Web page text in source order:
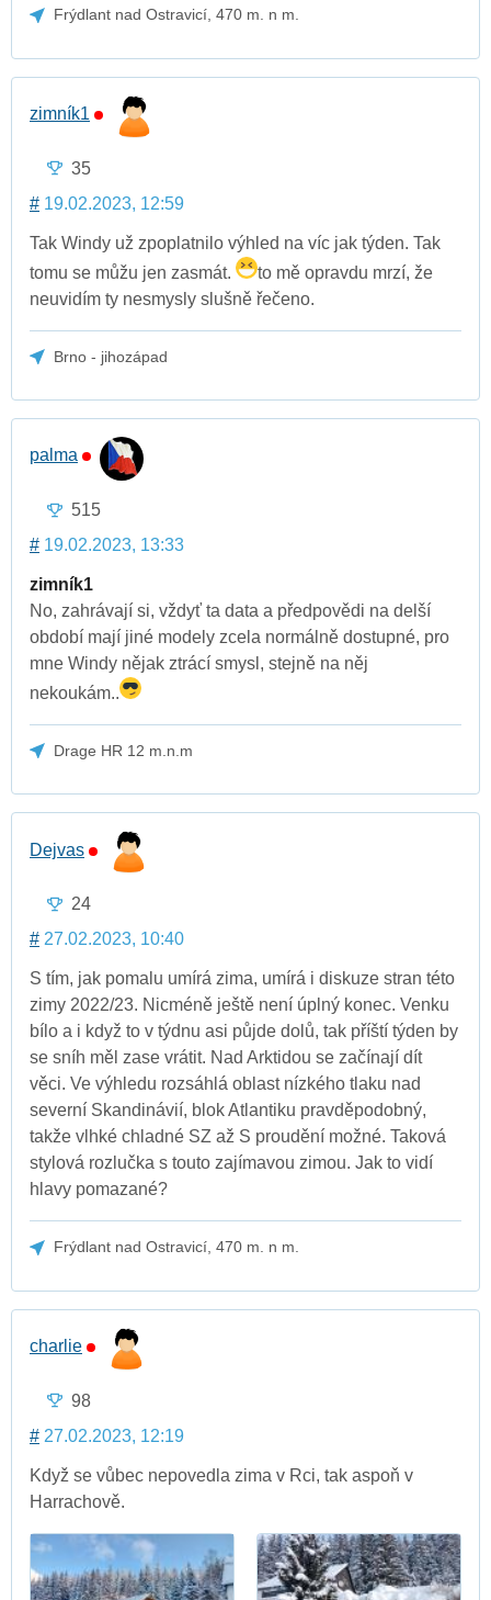
Frýdlant nad Ostravicí, 470 m. n m.
zimník1
35
# 19.02.2023, 12:59
Tak Windy už zpoplatnilo výhled na víc jak týden. Tak
tomu se můžu jen zasmát.
to mě opravdu mrzí, že
neuvidím ty nesmysly slušně řečeno.
Brno - jihozápad
palma
515
# 19.02.2023, 13:33
zimník1
No, zahrávají si, vždyť ta data a předpovědi na delší
období mají jiné modely zcela normálně dostupné, pro
mne Windy nějak ztrácí smysl, stejně na něj
nekoukám..
Drage HR 12 m.n.m
Dejvas
24
# 27.02.2023, 10:40
S tím, jak pomalu umírá zima, umírá i diskuze stran této
zimy 2022/23. Nicméně ještě není úplný konec. Venku
bílo a i když to v týdnu asi půjde dolů, tak příští týden by
se sníh měl zase vrátit. Nad Arktidou se začínají dít
věci. Ve výhledu rozsáhlá oblast nízkého tlaku nad
severní Skandinávií, blok Atlantiku pravděpodobný,
takže vlhké chladné SZ až S proudění možné. Taková
stylová rozlučka s touto zajímavou zimou. Jak to vidí
hlavy pomazané?
Frýdlant nad Ostravicí, 470 m. n m.
charlie
98
# 27.02.2023, 12:19
Když se vůbec nepovedla zima v Rci, tak aspoň v
Harrachově.